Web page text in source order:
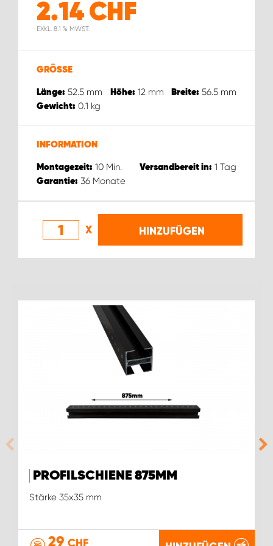
2.14 CHF
EXKL. 8.1 % MWST.
GRÖSSE
Länge: 52.5 mm Höhe: 12 mm Breite: 56.5 mm
Gewicht: 0.1 kg
INFORMATION
Montagezeit: 10 Min. Versandbereit in: 1 Tag
Garantie: 36 Monate
X HINZUFÜGEN
PROFILSCHIENE 875MM
Stärke 35x35 mm
29 CHF